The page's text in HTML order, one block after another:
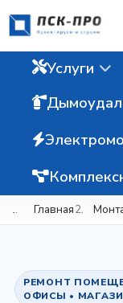
Услуги
Главная
РЕМОНТ
ОФИСЫ •